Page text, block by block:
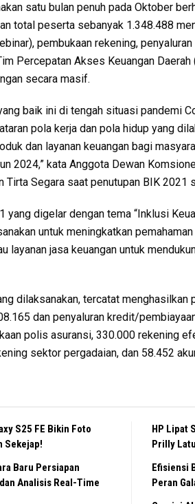
satu bulan penuh pada Oktober
total peserta sebanyak 1.348.488
pembukaan rekening,
Percepatan Akses Keuangan
secara masif.
baik ini di tengah situasi pandemi
pola kerja dan pola hidup yang
dan layanan keuangan bagi
2024,” kata Anggota Dewan
Tirta Segara saat penutupan BIK
yang digelar dengan tema “Inklusi
untuk meningkatkan
layanan jasa keuangan untuk
dilaksanakan, tercatat
dan penyaluran kredit/
polis asuransi, 330.000 rekening
sektor pergadaian, dan 58.452
S25 FE Bikin Foto
Sekejap!
Baru Persiapan
Analisis Real-Time
HP Lipat
Prilly
Efisiensi
Peran